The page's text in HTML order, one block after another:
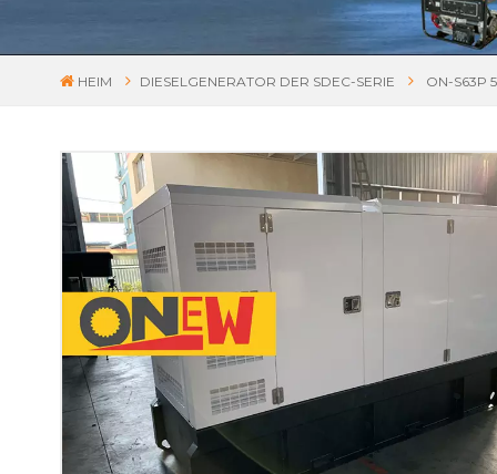
HEIM DIESELGENERATOR DER SDEC-SERIE ON-S63P